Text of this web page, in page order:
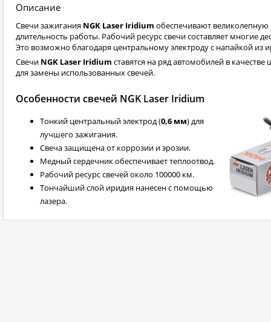
Описание
Свечи зажигания NGK Laser Iridium обеспечивают
длительность работы. Рабочий ресурс свечи составляет многие
Это возможно благодаря центральному электроду с напайкой из
Свечи NGK Laser Iridium ставятся на ряд автомобилей в
для замены использованных свечей.
Особенности свечей NGK Laser Iridium
Тонкий центральный электрод (0,6 мм) для
лучшего зажигания.
Свеча защищена от коррозии и эрозии.
Медный сердечник обеспечивает теплоотвод.
Рабочий ресурс свечей около 100000 км.
Тончайший слой иридия нанесен с помощью
лазера.